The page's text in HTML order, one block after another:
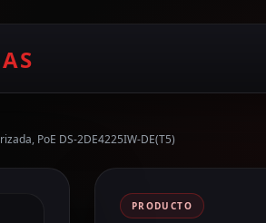
PoE DS-2DE4225IW-DE(T5)
PRODUCTO